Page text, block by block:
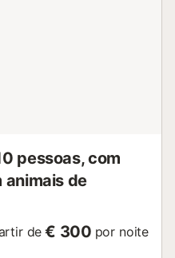
de acesso não é
pedido e com
pessoas, com
animais de
de € 300 por noite